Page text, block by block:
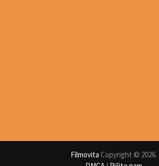
Filmovita Copyright © 2026.